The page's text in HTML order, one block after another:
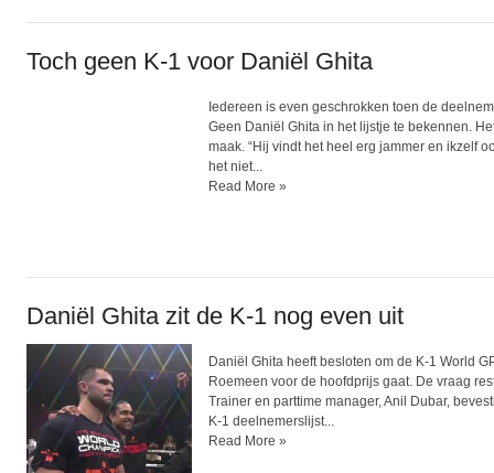
Toch geen K-1 voor Daniël Ghita
Iedereen is even geschrokken toen de
Geen Daniël Ghita in het lijstje te bekennen.
maak. “Hij vindt het heel erg jammer en ikzelf
het niet...
Read More »
Daniël Ghita zit de K-1 nog even uit
Daniël Ghita heeft besloten om de K-1 World
Roemeen voor de hoofdprijs gaat. De vraag
Trainer en parttime manager, Anil Dubar,
K-1 deelnemerslijst...
Read More »